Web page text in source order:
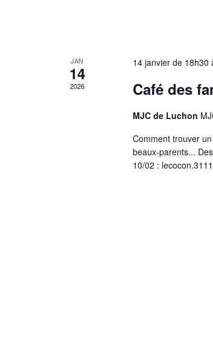
JAN
14
2026
14 janvier de 18h30
Café des
MJC de Luchon
Comment trouver
beaux-parents...
10/02 :